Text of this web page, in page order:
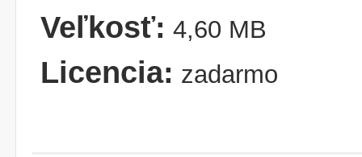
Veľkosť: 4,60 MB
Licencia: zadarmo